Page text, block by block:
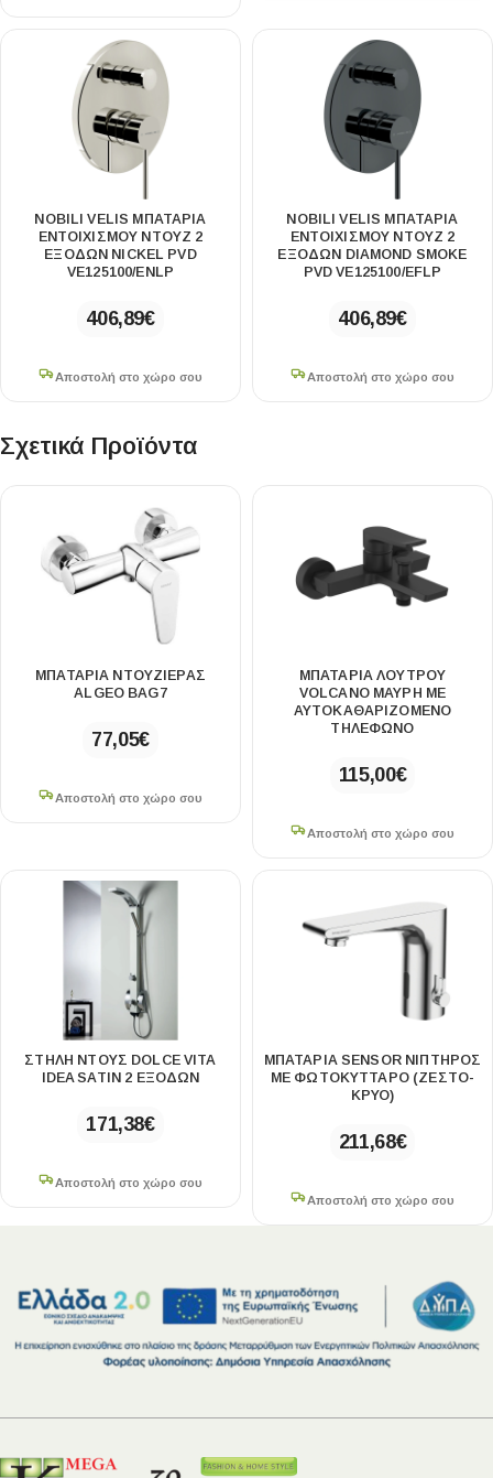
NOBILI VELIS ΜΠΑΤΑΡΊΑ
ΕΝΤΟΙΧΙΣΜΟΎ ΝΤΟΥΖ 2
ΕΞΌΔΩΝ NICKEL PVD
VE125100/ENLP
406,89€
Αποστολή στο χώρο σου
NOBILI VELIS ΜΠΑΤΑΡΊΑ
ΕΝΤΟΙΧΙΣΜΟΎ ΝΤΟΥΖ 2
ΕΞΌΔΩΝ DIAMOND SMOKE
PVD VE125100/EFLP
406,89€
Αποστολή στο χώρο σου
Σχετικά Προϊόντα
ΜΠΑΤΑΡΙΑ ΝΤΟΥΖΙΕΡΑΣ
ALGEO BAG7
77,05€
Αποστολή στο χώρο σου
ΜΠΑΤΑΡΙΑ ΛΟΥΤΡΟΥ
VOLCANO ΜΑΥΡΗ ΜΕ
ΑΥΤΟΚΑΘΑΡΙΖΟΜΕΝΟ
ΤΗΛΕΦΩΝΟ
115,00€
Αποστολή στο χώρο σου
ΣΤΗΛΗ ΝΤΟΥΣ DOLCE VITA
IDEA SATIN 2 ΕΞΟΔΩΝ
171,38€
Αποστολή στο χώρο σου
ΜΠΑΤΑΡΙΑ SENSOR ΝΙΠΤΗΡΟΣ
ΜΕ ΦΩΤΟΚΥΤΤΑΡΟ (ΖΕΣΤΌ-
ΚΡΎΟ)
211,68€
Αποστολή στο χώρο σου